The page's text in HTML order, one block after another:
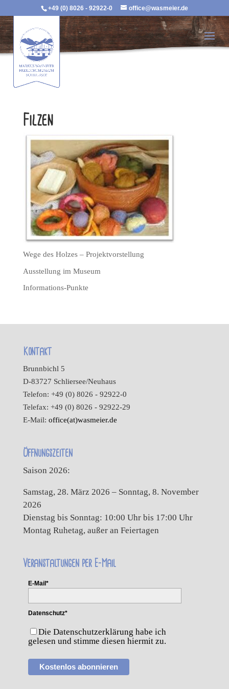
+49 (0) 8026 - 92922-0 office@wasmeier.de
Filzen
Wege des Holzes – Projektvorstellung
Ausstellung im Museum
Informations-Punkte
Kontakt
Brunnbichl 5
D-83727 Schliersee/Neuhaus
Telefon: +49 (0) 8026 - 92922-0
Telefax: +49 (0) 8026 - 92922-29
E-Mail: office(at)wasmeier.de
Öffnungszeiten
Saison 2026:
Samstag, 28. März 2026 – Sonntag, 8. November
2026
Dienstag bis Sonntag: 10:00 Uhr bis 17:00 Uhr
Montag Ruhetag, außer an Feiertagen
Veranstaltungen per E-Mail
E-Mail*
Datenschutz*
Die Datenschutzerklärung habe ich
gelesen und stimme diesen hiermit zu.
Kostenlos abonnieren